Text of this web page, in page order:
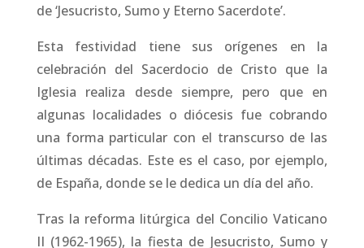
de ‘Jesucristo, Sumo y Eterno Sacerdote’.
Esta festividad tiene sus orígenes en la
celebración del Sacerdocio de Cristo que la
Iglesia realiza desde siempre, pero que en
algunas localidades o diócesis fue cobrando
una forma particular con el transcurso de las
últimas décadas. Este es el caso, por ejemplo,
de España, donde se le dedica un día del año.
Tras la reforma litúrgica del Concilio Vaticano
II (1962-1965), la fiesta de Jesucristo, Sumo y